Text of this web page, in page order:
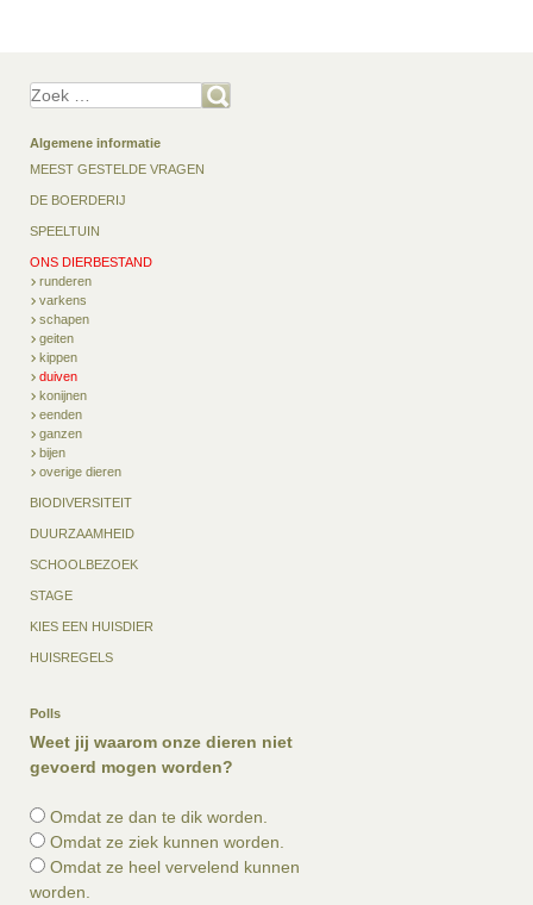
Zoek
Algemene informatie
MEEST GESTELDE VRAGEN
DE BOERDERIJ
SPEELTUIN
ONS DIERBESTAND
runderen
varkens
schapen
geiten
kippen
duiven
konijnen
eenden
ganzen
bijen
overige dieren
BIODIVERSITEIT
DUURZAAMHEID
SCHOOLBEZOEK
STAGE
KIES EEN HUISDIER
HUISREGELS
Polls
Weet jij waarom onze dieren niet
gevoerd mogen worden?
Omdat ze dan te dik worden.
Omdat ze ziek kunnen worden.
Omdat ze heel vervelend kunnen
worden.